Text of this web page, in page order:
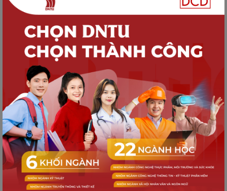
HOẠT ĐỘNG DNTU
Lịch sinh hoạt công dân K21: Tuần lễ
hội nhập – Khởi đầu bản lĩnh sinh viên